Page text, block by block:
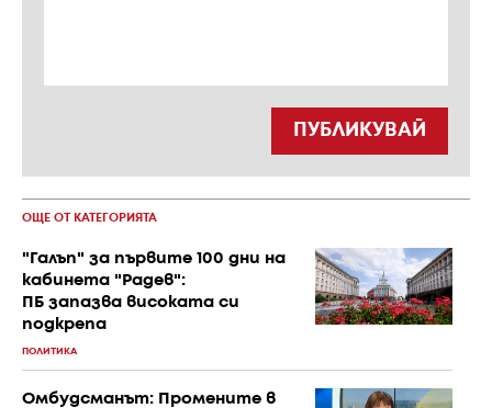
ПУБЛИКУВАЙ
ОЩЕ ОТ КАТЕГОРИЯТА
"Галъп" за първите 100 дни на
кабинета "Радев":
ПБ запазва високата си
подкрепа
ПОЛИТИКА
Омбудсманът: Промените в